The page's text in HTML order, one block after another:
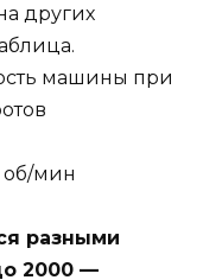
других
машины при
мин
разными
2000 —